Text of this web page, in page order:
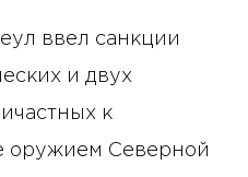
ввел санкции
и двух
к
оружием Северной